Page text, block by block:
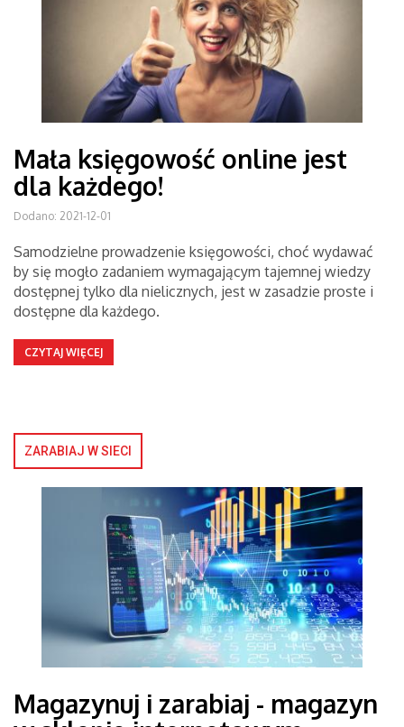
Mała księgowość online jest
dla każdego!
Dodano: 2021-12-01
Samodzielne prowadzenie księgowości, choć wydawać
by się mogło zadaniem wymagającym tajemnej wiedzy
dostępnej tylko dla nielicznych, jest w zasadzie proste i
dostępne dla każdego.
CZYTAJ WIĘCEJ
ZARABIAJ W SIECI
Magazynuj i zarabiaj - magazyn